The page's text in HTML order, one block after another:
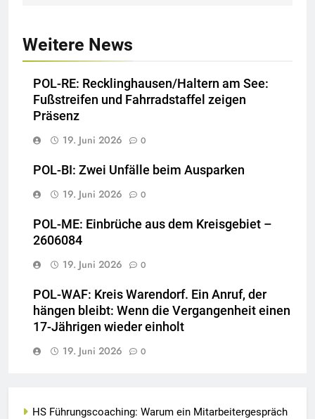
Weitere News
POL-RE: Recklinghausen/Haltern am See:
Fußstreifen und Fahrradstaffel zeigen
Präsenz
19. Juni 2026
0
POL-BI: Zwei Unfälle beim Ausparken
19. Juni 2026
0
POL-ME: Einbrüche aus dem Kreisgebiet –
2606084
19. Juni 2026
0
POL-WAF: Kreis Warendorf. Ein Anruf, der
hängen bleibt: Wenn die Vergangenheit einen
17-Jährigen wieder einholt
19. Juni 2026
0
HS Führungscoaching: Warum ein Mitarbeitergespräch